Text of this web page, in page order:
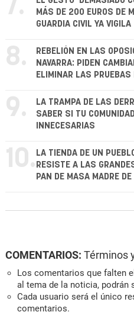
7.
MÁS DE 200 EUROS DE
GUARDIA CIVIL YA VIGILA
8.
REBELIÓN EN LAS
NAVARRA: PIDEN
ELIMINAR LAS PRUEBAS
9.
LA TRAMPA DE LAS
SABER SI TU
INNECESARIAS
10. LA TIENDA DE UN
RESISTE A LAS
PAN DE MASA MADRE DE
COMENTARIOS: Términos
Los comentarios que falten
al tema de la noticia, podrán
Cada usuario será el único
comentarios.